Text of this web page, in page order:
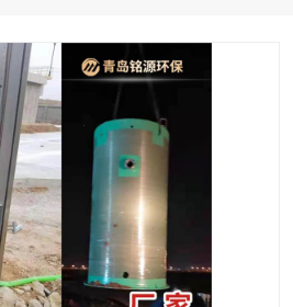
智能旋转喷射器
液动限流闸门
一体化预制泵站
真空冲洗装置
门式冲洗装置